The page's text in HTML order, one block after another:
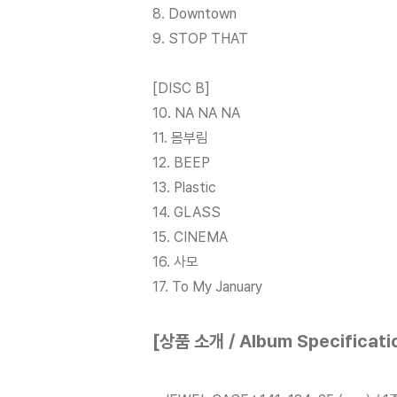
8. Downtown
9. STOP THAT
[DISC B]
10. NA NA NA
11. 몸부림
12. BEEP
13. Plastic
14. GLASS
15. CINEMA
16. 사모
17. To My January
[상품 소개 / Album